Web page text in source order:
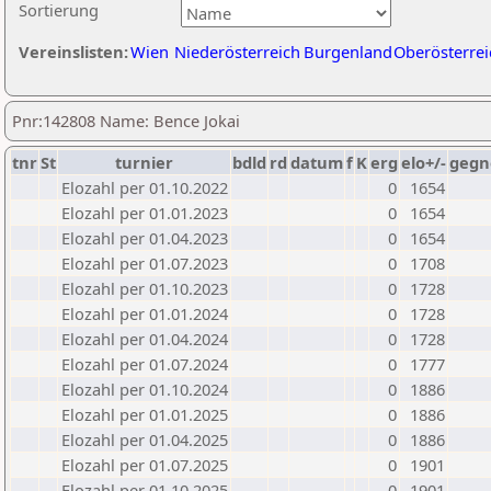
Sortierung
Vereinslisten:Wien Niederösterreich Burgenland
Pnr:142808 Name: Bence Jokai
tnrSt turnier bdld rd datumf Kerg elo+/-
Elozahl per 01.10.2022
0
1654
Elozahl per 01.01.2023
0
1654
Elozahl per 01.04.2023
0
1654
Elozahl per 01.07.2023
0
1708
Elozahl per 01.10.2023
0
1728
Elozahl per 01.01.2024
0
1728
Elozahl per 01.04.2024
0
1728
Elozahl per 01.07.2024
0
1777
Elozahl per 01.10.2024
0
1886
Elozahl per 01.01.2025
0
1886
Elozahl per 01.04.2025
0
1886
Elozahl per 01.07.2025
0
1901